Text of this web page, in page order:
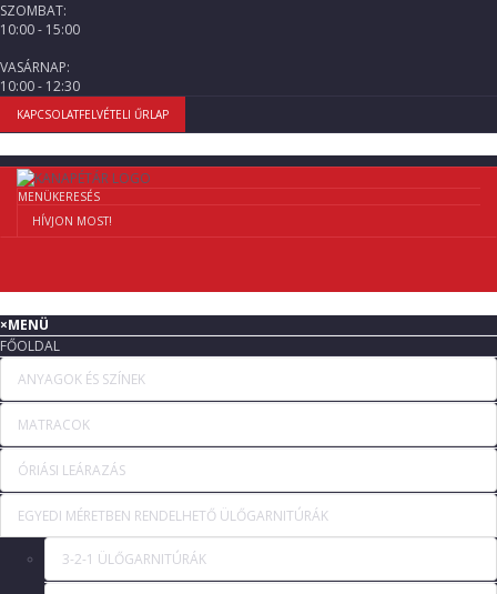
SZOMBAT:
10:00 - 15:00
VASÁRNAP:
10:00 - 12:30
KAPCSOLATFELVÉTELI ŰRLAP
MENÜKERESÉS
HÍVJON MOST!
×MENÜ
FŐOLDAL
ANYAGOK ÉS SZÍNEK
MATRACOK
ÓRIÁSI LEÁRAZÁS
EGYEDI MÉRETBEN RENDELHETŐ ÜLŐGARNITÚRÁK
3-2-1 ÜLŐGARNITÚRÁK